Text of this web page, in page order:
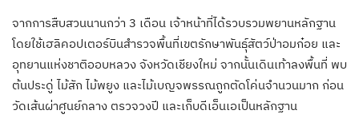
จากการสืบสวนนานกว่า 3 เดือน เจ้าหน้าที่ได้รวบรวมพยานหลักฐาน
โดยใช้เฮลิคอปเตอร์บินสำรวจพื้นที่เขตรักษาพันธุ์สัตว์ป่าอมก๋อย และ
อุทยานแห่งชาติออบหลวง จังหวัดเชียงใหม่ จากนั้นเดินเท้าลงพื้นที่ พบ
ต้นประดู่ ไม้สัก ไม้พยูง และไม้เบญจพรรณถูกตัดโค่นจำนวนมาก ก่อน
วัดเส้นผ่าศูนย์กลาง ตรวจวงปี และเก็บดีเอ็นเอเป็นหลักฐาน